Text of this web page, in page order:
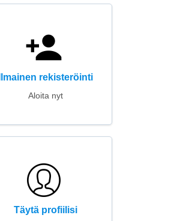
Ilmainen rekisteröinti
Aloita nyt
Täytä profiilisi